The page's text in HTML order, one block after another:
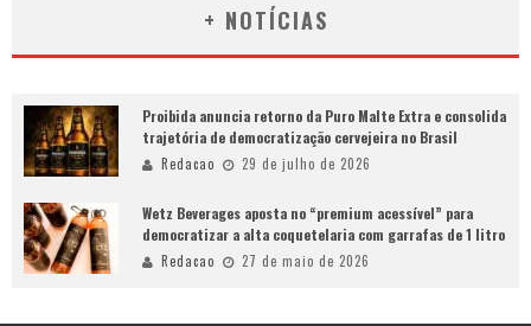
+ NOTÍCIAS
Proibida anuncia retorno da Puro Malte Extra e consolida
trajetória de democratização cervejeira no Brasil
Redacao 29 de julho de 2026
Wetz Beverages aposta no “premium acessível” para
democratizar a alta coquetelaria com garrafas de 1 litro
Redacao 27 de maio de 2026